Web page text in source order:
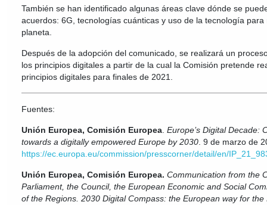
También se han identificado algunas áreas clave dónde se
acuerdos: 6G, tecnologías cuánticas y uso de la tecnología
planeta.
Después de la adopción del comunicado, se realizará un
los principios digitales a partir de la cual la Comisión pretende
principios digitales para finales de 2021.
Fuentes:
Unión Europea, Comisión Europea Europe’s Digital Decade:
towards a digitally empowered Europe by 2030 . 9 de marzo de
https://ec.europa.eu/commission/presscorner/detail/en/
Unión Europea, Comisión Europea. Communication from the
Parliament, the Council, the European Economic and Social
of the Regions. 2030 Digital Compass: the European way for the